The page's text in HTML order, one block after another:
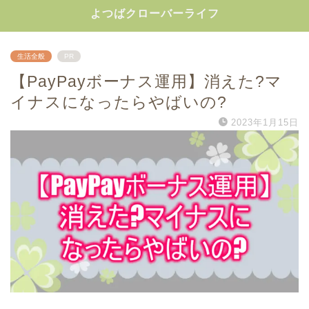
よつばクローバーライフ
生活全般 PR
【PayPayボーナス運用】消えた?マ
イナスになったらやばいの?
2023年1月15日